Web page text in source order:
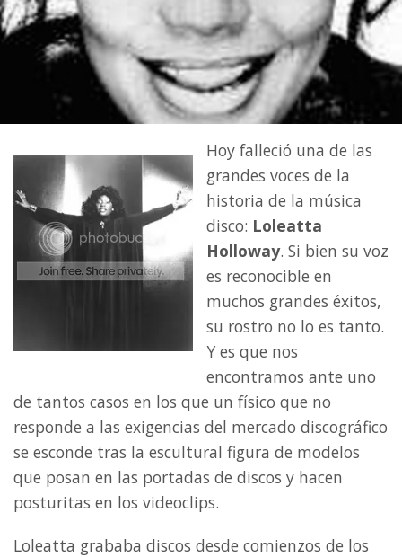
Hoy falleció una de las
grandes voces de la
historia de la música
disco: Loleatta
Holloway. Si bien su voz
es reconocible en
muchos grandes éxitos,
su rostro no lo es tanto.
Y es que nos
encontramos ante uno
de tantos casos en los que un físico que no
responde a las exigencias del mercado discográfico
se esconde tras la escultural figura de modelos
que posan en las portadas de discos y hacen
posturitas en los videoclips.
Loleatta grababa discos desde comienzos de los